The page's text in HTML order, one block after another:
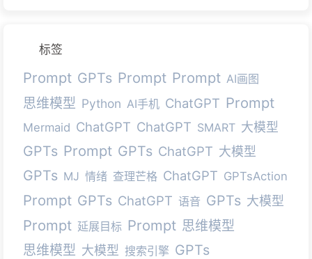
标签
Prompt GPTs Prompt Prompt AI画图
思维模型 Python AI手机 ChatGPT Prompt
Mermaid ChatGPT ChatGPT SMART 大模型
GPTs Prompt GPTs ChatGPT 大模型
GPTs MJ 情绪 查理芒格 ChatGPT GPTsAction
Prompt GPTs ChatGPT 语音 GPTs 大模型
Prompt 延展目标 Prompt 思维模型
思维模型 大模型 搜索引擎 GPTs